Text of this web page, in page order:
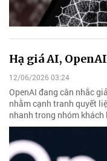
Hạ giá AI,
12/06/2026 03:24
OpenAI đang cân nhắc
nhằm cạnh tranh quyết
nhanh trong nhóm